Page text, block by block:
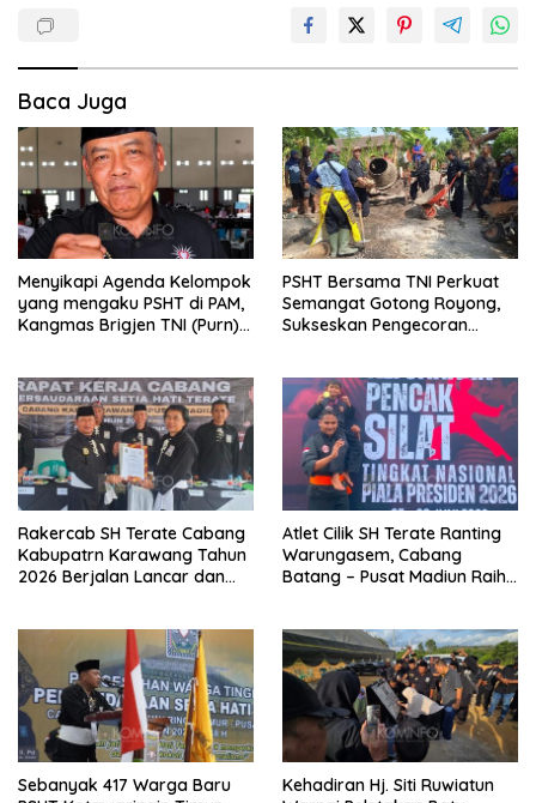
Baca Juga
Menyikapi Agenda Kelompok
yang mengaku PSHT di PAM,
Kangmas Brigjen TNI (Purn)
PSHT Bersama TNI Perkuat
Semangat Gotong Royong,
Sukseskan Pengecoran
Rakercab SH Terate Cabang
Kabupatrn Karawang Tahun
2026 Berjalan Lancar dan
Atlet Cilik SH Terate Ranting
Warungasem, Cabang
Batang – Pusat Madiun Raih
Sebanyak 417 Warga Baru
Kehadiran Hj. Siti Ruwiatun